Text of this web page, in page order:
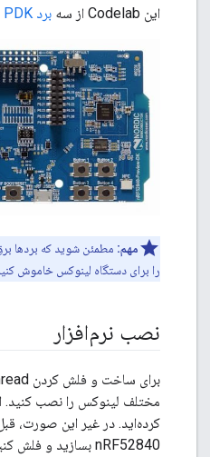
این Codelab از سه برد nRF52840 PDK
مهم:
را برای دستگاه لینوکس خاموش
نصب نرم‌افزار
nRF52840 بسازید و فلش کنید.